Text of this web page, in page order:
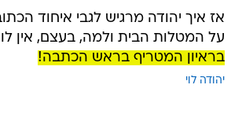
אז איך יהודה מרגיש לגבי איחוד
על המטלות הבית ולמה, בעצם, אין לו
בראיון המטריף בראש הכתבה!
יהודה לוי